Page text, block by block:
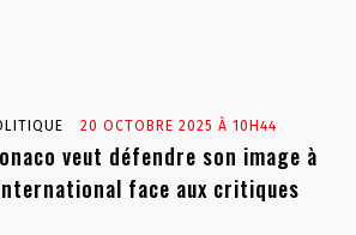
20 OCTOBRE 2025 À 10H44
veut défendre son image à
face aux critiques